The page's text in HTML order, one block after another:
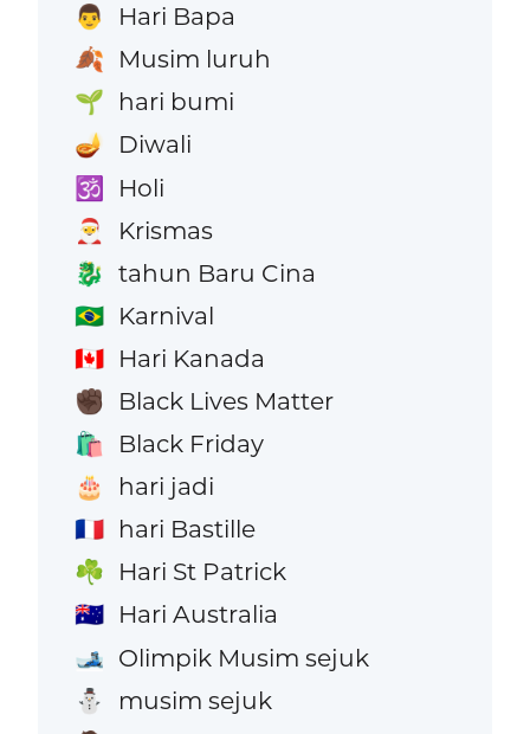
👨 Hari Bapa
🍂 Musim luruh
🌱 hari bumi
🪔 Diwali
🕉️ Holi
🎅 Krismas
🐉 tahun Baru Cina
🇧🇷 Karnival
🇨🇦 Hari Kanada
✊🏿 Black Lives Matter
🛍️ Black Friday
🎂 hari jadi
🇫🇷 hari Bastille
☘️ Hari St Patrick
🇦🇺 Hari Australia
🎿 Olimpik Musim sejuk
⛄ musim sejuk